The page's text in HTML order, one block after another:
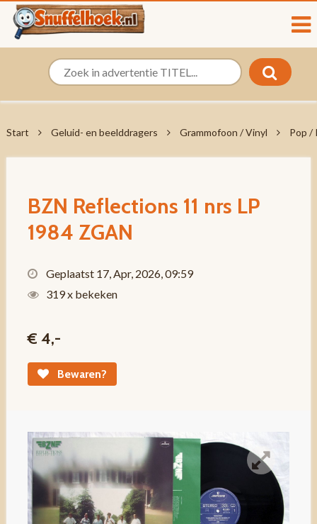
Start Geluid- en beelddragers Grammofoon / Vinyl Pop /
BZN Reflections 11 nrs LP
1984 ZGAN
Geplaatst 17, Apr, 2026, 09:59
319 x bekeken
€ 4,-
Bewaren?